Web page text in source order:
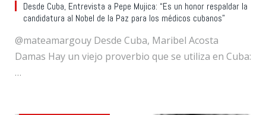
Desde Cuba, Entrevista a Pepe Mujica: “Es un honor respaldar la
candidatura al Nobel de la Paz para los médicos cubanos”
@mateamargouy Desde Cuba, Maribel Acosta
Damas Hay un viejo proverbio que se utiliza en Cuba:
…